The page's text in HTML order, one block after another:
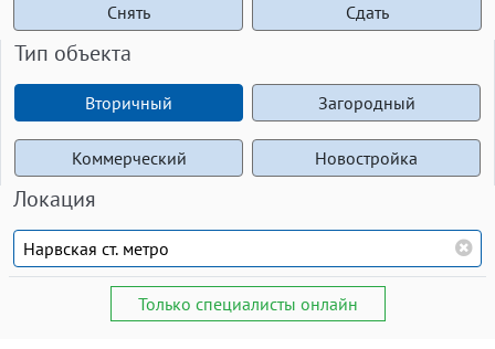
Снять Сдать
Тип объекта
Вторичный Загородный
Коммерческий Новостройка
Локация
Только специалисты онлайн